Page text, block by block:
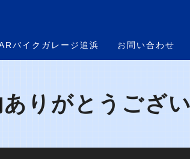
バイクガレージ追浜 お問い合わせ
りがとうござ